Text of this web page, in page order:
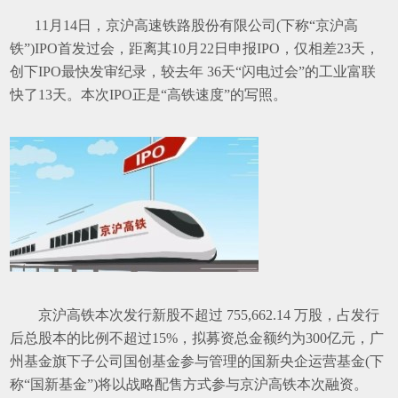
11 月 14日，京沪高速铁路股份有限公司(下称“京沪高
铁”)IPO首发过会，距离其10月 22 日申报IPO ，仅相差23天，
创下IPO最快发审纪录，较去年 36天“闪电过会”的工业富联
快了13天。本次IPO正是“高铁速度”的写照。
京沪高铁本次发行新股不超过 755,662.14万股，占发行
后总股本的比例不超过15% ，拟募资总金额约为300亿元，广
州基金旗下子公司国创基金参与管理的国新央企运营基金(下
称“国新基金”)将以战略配售方式参与京沪高铁本次融资。